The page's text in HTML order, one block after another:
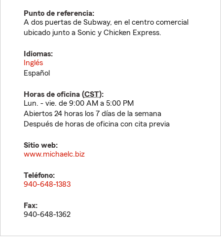
Punto de referencia:
A dos puertas de Subway, en el centro comercial
ubicado junto a Sonic y Chicken Express.
Idiomas:
Inglés
Español
Horas de oficina (CST):
Lun. - vie. de 9:00 AM a 5:00 PM
Abiertos 24 horas los 7 días de la semana
Después de horas de oficina con cita previa
Sitio web:
www.michaelc.biz
Teléfono:
940-648-1383
Fax:
940-648-1362